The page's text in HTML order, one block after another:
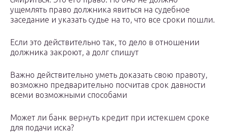
ущемлять право должника явиться на судебное
заседание и указать судье на то, что все сроки пошли.
Если это действительно так, то дело в отношении
должника закроют, а долг спишут
Важно действительно уметь доказать свою правоту,
возможно предварительно посчитав срок давности
всеми возможными способами
Может ли банк вернуть кредит при истекшем сроке
для подачи иска?